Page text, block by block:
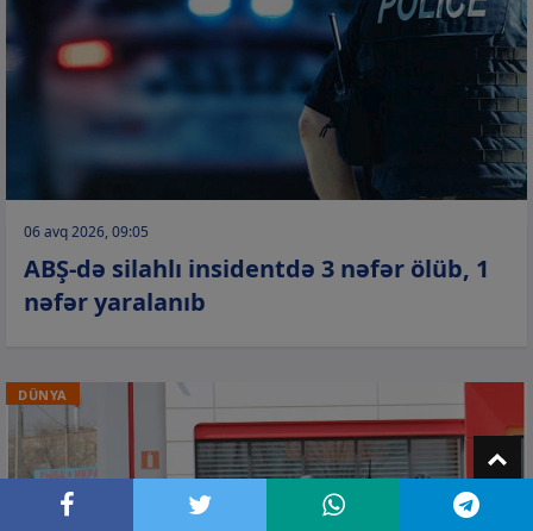
06 avq 2026, 09:05
ABŞ-də silahlı insidentdə 3 nəfər ölüb, 1
nəfər yaralanıb
DÜNYA